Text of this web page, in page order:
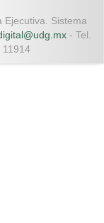
Sistema
- Tel.
11914